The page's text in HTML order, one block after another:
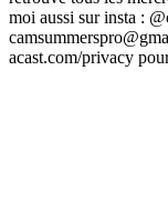
moi aussi sur insta :
acast.com/privacy